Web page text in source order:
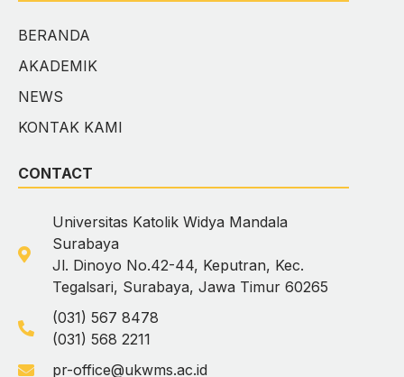
BERANDA
AKADEMIK
NEWS
KONTAK KAMI
CONTACT
Universitas Katolik Widya Mandala
Surabaya
Jl. Dinoyo No.42-44, Keputran, Kec.
Tegalsari, Surabaya, Jawa Timur 60265
(031) 567 8478
(031) 568 2211
pr-office@ukwms.ac.id